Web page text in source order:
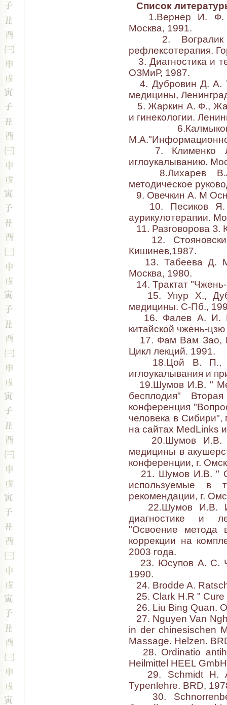
Список
1.Вернер И. Ф.
Москва, 1991.
2. Вогралик
рефлексотерапия.
3. Диагностика и
ОЗМиР, 1987.
4. Дубровин Д. А.
медицины,
5. Жаркин А. Ф.,
и гинекологии.
6.Калмыкова
7. Клименко Л.
иглоукалыванию.
8.Лихарев В.А.
методическое
9. Овечкин А. М
10. Песиков Я.
аурикулотерапии.
11. Разговорова З.
12.
Кишинев,1987.
13. Табеева Д. М.
Москва, 1980.
14. Трактат
15. Упур Х.,
медицины. С-Пб.,
16. Фалев А. И.
китайской чжень-
17. Фам Вам Зао,
Цикл лекций. 1991.
18.Цой В. П.,
иглоукалывания и
19.Шумов И.В. "
бесплодия" Вторая
конференция
человека в Сибири",
на сайтах MedLinks
20.Шумов И.В.
медицины в
конференции, г.
21. Шумов И.В. "
используемые в
рекомендации, г.
22.Шумов И.В.
диагностике и
"Освоение метода
коррекции на
2003 года.
23. Юсупов А. С.
1990.
24. Brodde A.
25. Clark H.R " Cure
26. Liu Bing Quan.
27. Nguyen Van
in der chinesischen
Massage. Helzen.
28. Ordinatio
Heilmittel HEEL
29. Schmidt H.
Typenlehre. BRD,
30.